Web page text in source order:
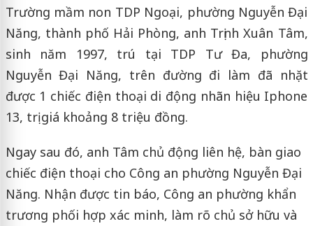
Trường mầm non TDP Ngoại, phường Nguyễn Đại
Năng, thành phố Hải Phòng, anh Trịnh Xuân Tâm,
sinh năm 1997, trú tại TDP Tư Đa, phường
Nguyễn Đại Năng, trên đường đi làm đã nhặt
được 1 chiếc điện thoại di động nhãn hiệu Iphone
13, trị giá khoảng 8 triệu đồng.
Ngay sau đó, anh Tâm chủ động liên hệ, bàn giao
chiếc điện thoại cho Công an phường Nguyễn Đại
Năng. Nhận được tin báo, Công an phường khẩn
trương phối hợp xác minh, làm rõ chủ sở hữu và